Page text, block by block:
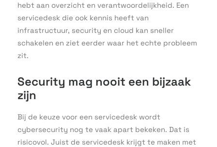
hebt aan overzicht en verantwoordelijkheid. Een
servicedesk die ook kennis heeft van
infrastructuur, security en cloud kan sneller
schakelen en ziet eerder waar het echte probleem
zit.
Security mag nooit een bijzaak
zijn
Bij de keuze voor een servicedesk wordt
cybersecurity nog te vaak apart bekeken. Dat is
risicovol. Juist de servicedesk krijgt te maken met